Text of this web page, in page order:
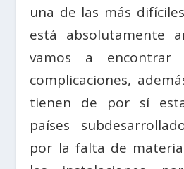
una de las más
está absolutamente
vamos a
complicaciones,
tienen de por sí
países
por la falta de